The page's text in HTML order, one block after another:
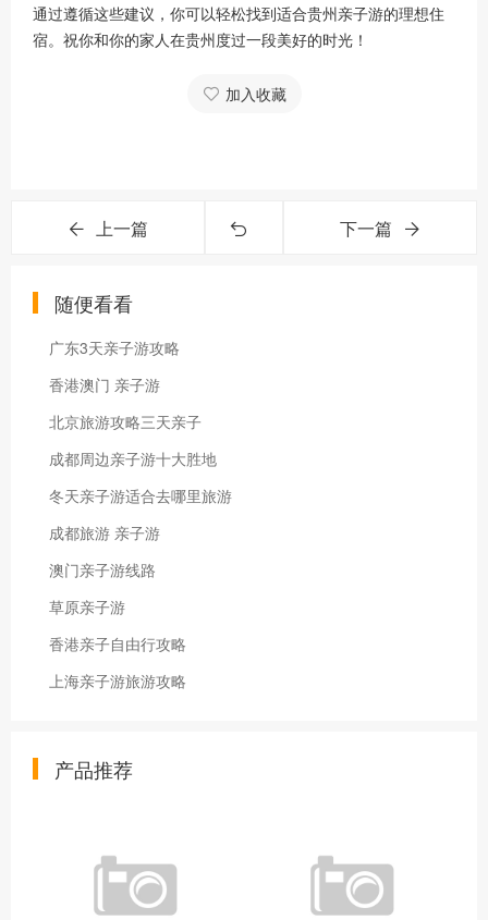
通过遵循这些建议，你可以轻松找到适合贵州亲子游的理想住
宿。祝你和你的家人在贵州度过一段美好的时光！
加入收藏
上一篇 下一篇
随便看看
广东3天亲子游攻略
香港澳门 亲子游
北京旅游攻略三天亲子
成都周边亲子游十大胜地
冬天亲子游适合去哪里旅游
成都旅游 亲子游
澳门亲子游线路
草原亲子游
香港亲子自由行攻略
上海亲子游旅游攻略
产品推荐